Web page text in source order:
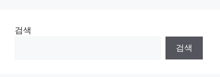
검색
검색